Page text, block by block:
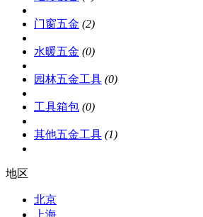
门窗五金 (2)
水暖五金 (0)
园林五金工具 (0)
工具箱包 (0)
其他五金工具 (1)
地区
北京
上海